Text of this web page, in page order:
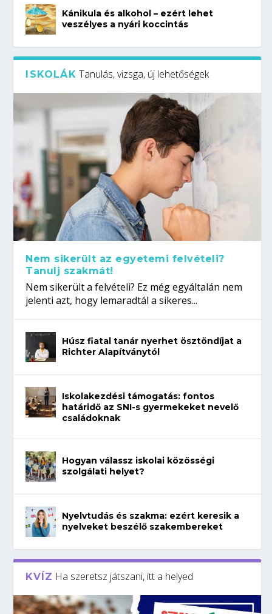
Kánikula és alkohol – ezért lehet
veszélyes a nyári koccintás
ISKOLÁK Tanulás, vizsga, új lehetőségek
Nem sikerült az egyetemi felvételi?
Tanulj szakmát!
Nem sikerült a felvételi? Ez még egyáltalán nem
jelenti azt, hogy lemaradtál a sikeres...
Húsz fiatal tanár nyerhet ösztöndíjat a
Richter Alapítványtól
Iskolakezdési támogatás: fontos
határidő az SNI-s gyermekeket nevelő
családoknak
Hogyan válassz iskolai közösségi
szolgálati helyet?
Nyelvtudás és szakma: ezért keresik a
nyelveket beszélő szakembereket
KVÍZ Ha szeretsz játszani, itt a helyed